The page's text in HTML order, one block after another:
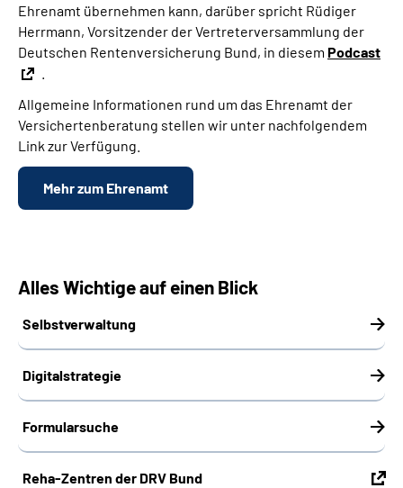
Ehrenamt übernehmen kann, darüber spricht Rüdiger
Herrmann, Vorsitzender der Vertreterversammlung der
Deutschen Rentenversicherung Bund, in diesem Podcast
Allgemeine Informationen rund um das Ehrenamt der
Versichertenberatung stellen wir unter nachfolgendem
Link zur Verfügung.
Mehr zum Ehrenamt
Alles Wichtige auf einen Blick
Selbstverwaltung
Digitalstrategie
Formularsuche
Reha-Zentren der DRV Bund